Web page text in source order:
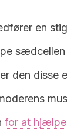
en
sædcellen
den disse
for at